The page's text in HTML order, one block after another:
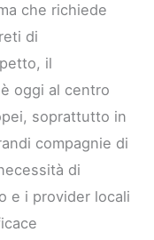
che richiede
di
il
oggi al centro
soprattutto in
compagnie di
di
e i provider locali